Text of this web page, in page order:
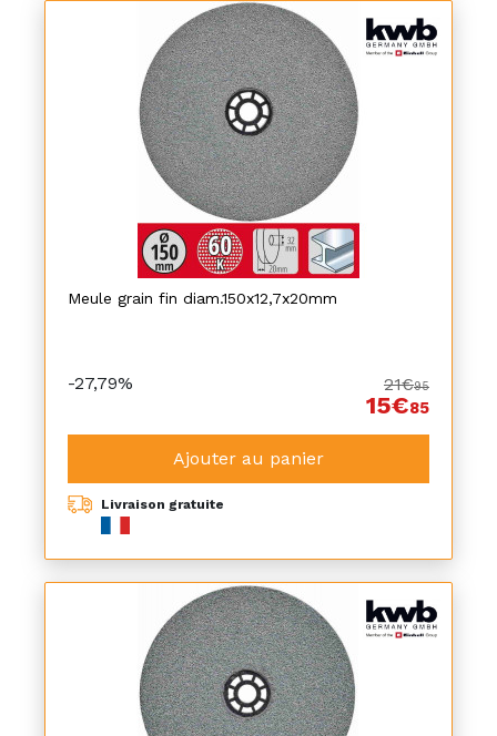
Meule grain fin diam.150x12,7x20mm
-27,79% 21€95
15€85
Ajouter au panier
Livraison gratuite